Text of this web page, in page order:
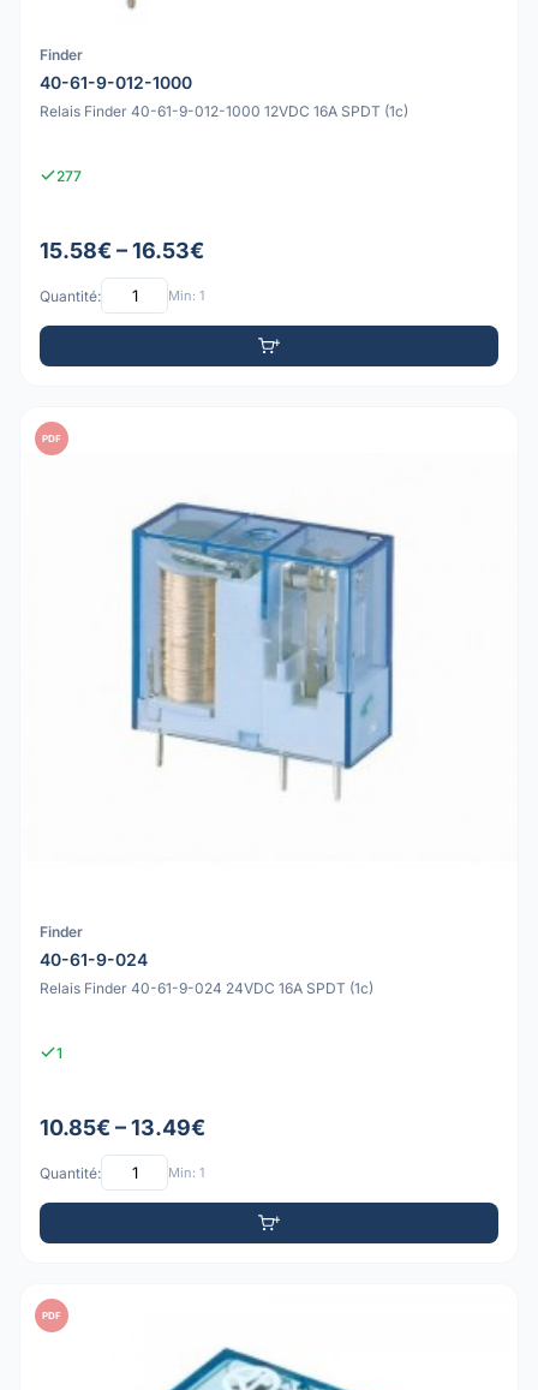
Finder
40-61-9-012-1000
Relais Finder 40-61-9-012-1000 12VDC 16A SPDT (1c)
277
15.58€ – 16.53€
Quantité: Min: 1
PDF
Finder
40-61-9-024
Relais Finder 40-61-9-024 24VDC 16A SPDT (1c)
1
10.85€ – 13.49€
Quantité: Min: 1
PDF